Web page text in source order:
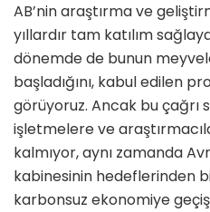
AB’nin araştırma ve
yıllardır tam katılım
dönemde de bunun
başladığını, kabul edilen
görüyoruz. Ancak bu çağrı
işletmelere ve
kalmıyor, aynı zamanda
kabinesinin hedeflerinden
karbonsuz ekonomiye